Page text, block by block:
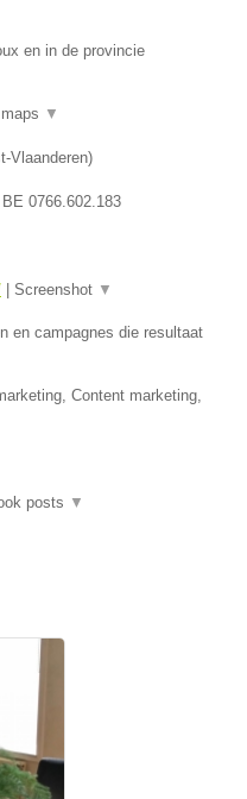
en in de provincie
▼
Vlaanderen)
BE 0766.602.183
Screenshot ▼
en campagnes die resultaat
Content marketing,
posts ▼